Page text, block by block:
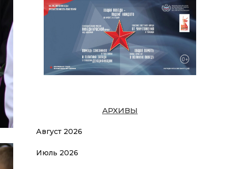
АРХИВЫ
Август 2026
Июль 2026